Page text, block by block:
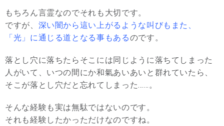
もちろん言霊なのでそれも大切です。
ですが、 深い闇から這い上がるような叫びもまた、
「光」に通じる道となる事もあるのです。
落とし穴に落ちたらそこには同じように落ちてしまった
人がいて、いつの間にか和氣あいあいと群れていたら、
そこが落とし穴だと忘れてしまった……。
そんな経験も実は無駄ではないのです。
それも経験したかっただけなのですね。